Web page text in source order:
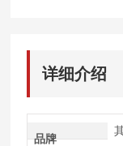
详细介绍
品牌